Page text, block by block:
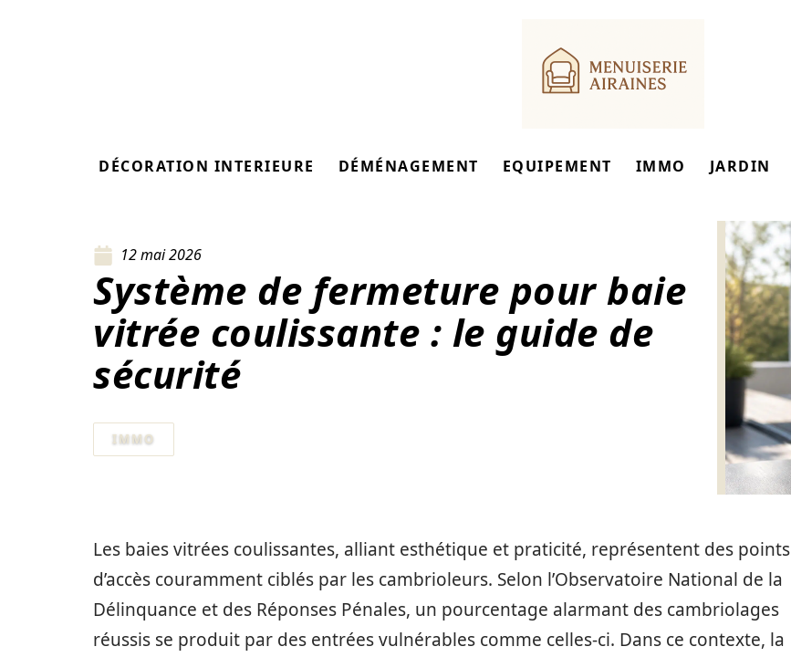
DÉCORATION INTERIEURE DÉMÉNAGEMENT EQUIPEMENT IMMO JARDIN
12 mai 2026
Système de fermeture pour baie
vitrée coulissante : le guide de
sécurité
IMMO
Les baies vitrées coulissantes, alliant esthétique et praticité, représentent des points
d’accès couramment ciblés par les cambrioleurs. Selon l’Observatoire National de la
Délinquance et des Réponses Pénales, un pourcentage alarmant des cambriolages
réussis se produit par des entrées vulnérables comme celles-ci. Dans ce contexte, la